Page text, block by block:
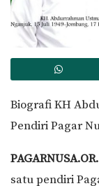
Biografi KH
Pendiri Pagar
satu pendiri